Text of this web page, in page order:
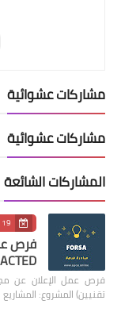
مشاركات عشوائية
مشاركات عشوائية
المشاركات الشائعة
19 مايو 2022
فرص
ACTED شمال سوريا
فرص عمل الإعلان عن
تقنيين) المشروع: